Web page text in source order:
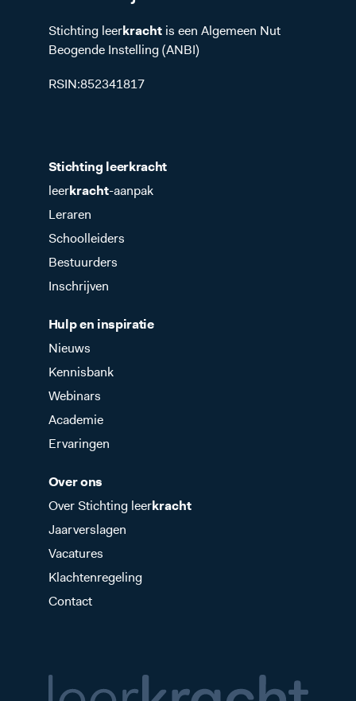
Stichting leerkrachtis een Algemeen Nut
Beogende Instelling (ANBI)
RSIN:852341817
Stichting leerkracht
leerkracht-aanpak
Leraren
Schoolleiders
Bestuurders
Inschrijven
Hulp en inspiratie
Nieuws
Kennisbank
Webinars
Academie
Ervaringen
Over ons
Over Stichting leerkracht
Jaarverslagen
Vacatures
Klachtenregeling
Contact